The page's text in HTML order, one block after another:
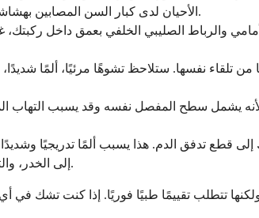
الأحيان لدى كبار السن المصابين بهشاشة العظام أو في السقوط ذي الطاقة العالية.
والرباط الصليبي الخلفي بعمق داخل
تلقاء نفسها. ستلاحظ تشوهًا مرئيًا، ألمًا
يشمل سطح المفصل نفسه وقد يسبب التهاب
قطع تدفق الدم. هذا يسبب ألمًا تدريجيًا
إلى الخدر، والتنميل، وشحوب الجلد. هذه حالة طبية طارئة.